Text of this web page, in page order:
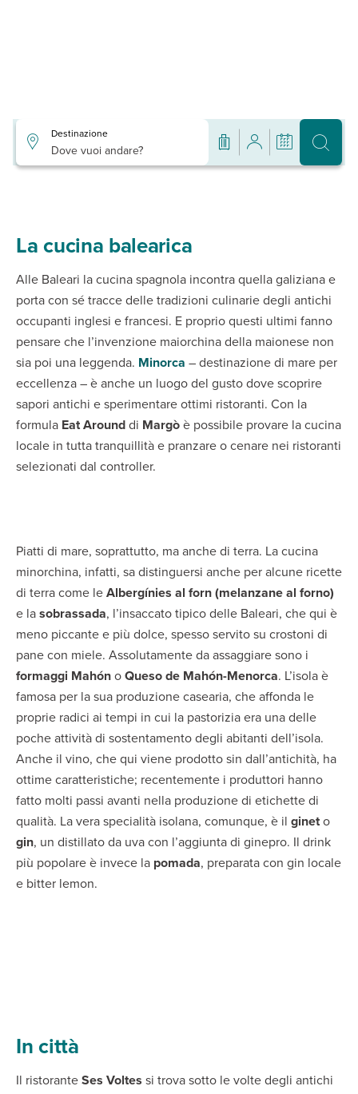
Destinazione
Dove vuoi andare?
La cucina balearica
Alle Baleari la cucina spagnola incontra quella galiziana e
porta con sé tracce delle tradizioni culinarie degli antichi
occupanti inglesi e francesi. E proprio questi ultimi fanno
pensare che l’invenzione maiorchina della maionese non
sia poi una leggenda. Minorca – destinazione di mare per
eccellenza – è anche un luogo del gusto dove scoprire
sapori antichi e sperimentare ottimi ristoranti. Con la
formula Eat Arounddi Margòè possibile provare la cucina
locale in tutta tranquillità e pranzare o cenare nei ristoranti
selezionati dal controller.
Piatti di mare, soprattutto, ma anche di terra. La cucina
minorchina, infatti, sa distinguersi anche per alcune ricette
di terra come leAlbergínies al forn (melanzane al forno)
e lasobrassada, l’insaccato tipico delle Baleari, che qui è
meno piccante e più dolce, spesso servito su crostoni di
pane con miele. Assolutamente da assaggiare sono i
formaggi MahónoQueso de Mahón-Menorca. L’isola è
famosa per la sua produzione casearia, che affonda le
proprie radici ai tempi in cui la pastorizia era una delle
poche attività di sostentamento degli abitanti dell’isola.
Anche il vino, che qui viene prodotto sin dall’antichità, ha
ottime caratteristiche; recentemente i produttori hanno
fatto molti passi avanti nella produzione di etichette di
qualità. La vera specialità isolana, comunque, è il gineto
gin, un distillato da uva con l’aggiunta di ginepro. Il drink
più popolare è invece la pomada, preparata con gin locale
e bitter lemon.
In città
Il ristoranteSes Voltes si trova sotto le volte degli antichi